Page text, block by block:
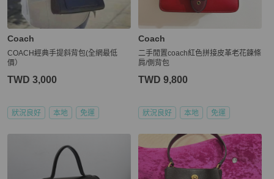
Coach
COACH經典手提斜背包(全網最低
價）
TWD 3,000
狀況良好 本地 免運
Coach
二手閒置coach紅色拼接皮革老花鍊條
肩/側背包
TWD 9,800
狀況良好 本地 免運